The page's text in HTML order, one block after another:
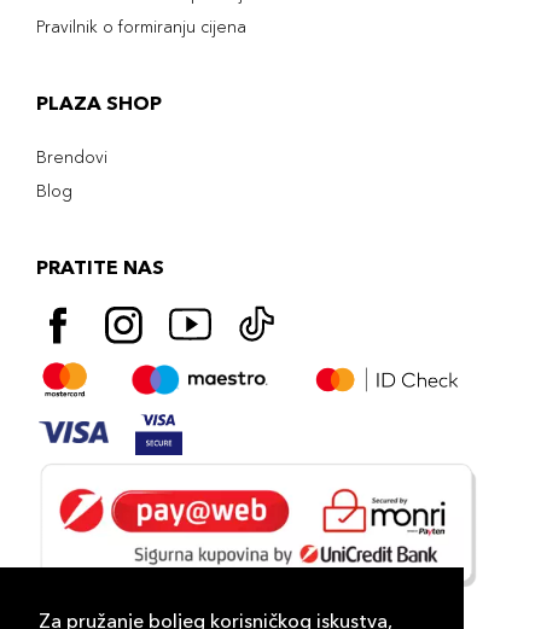
Za pružanje boljeg korisničkog iskustva,
Pravilnik o formiranju cijena
PLAZA SHOP
Brendovi
Blog
PRATITE NAS